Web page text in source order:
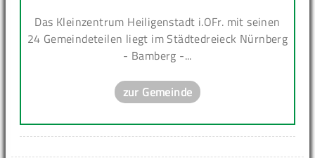
Das Kleinzentrum Heiligenstadt i.OFr. mit seinen
24 Gemeindeteilen liegt im Städtedreieck Nürnberg
- Bamberg -...
zur Gemeinde